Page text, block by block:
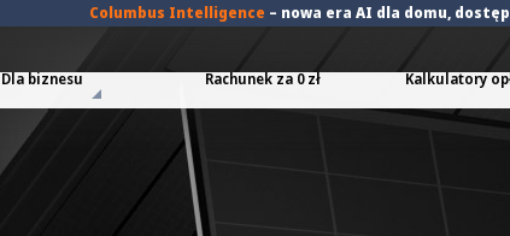
Columbus Intelligence – nowa era AI dla domu,
Dla biznesu Rachunek za 0 zł Kalkulatory